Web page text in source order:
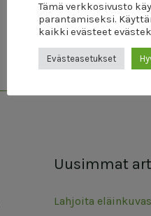
Uusimmat
Lahjoita
Tämä verkkosivusto
parantamiseksi.
kaikki evästeet
Evästeasetukset